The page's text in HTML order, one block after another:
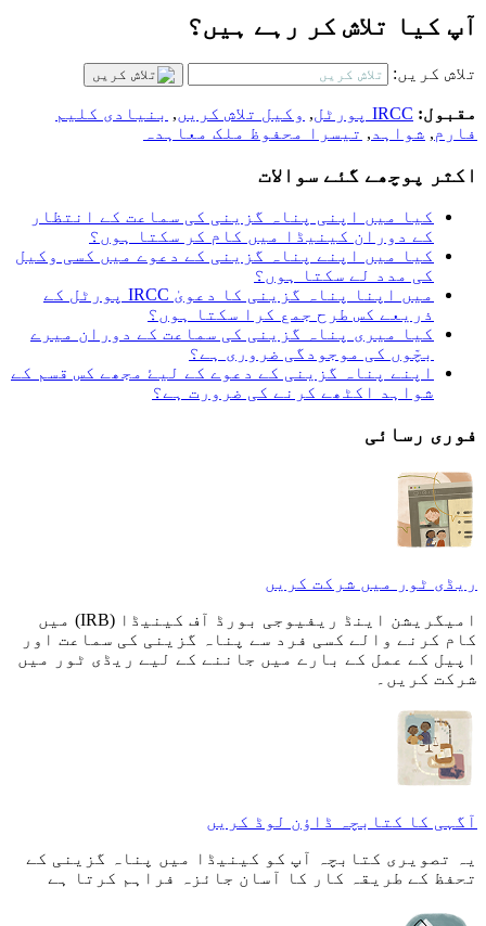
آپ کیا تلاش کر رہے ہیں؟
تلاش کریں:
مقبول: IRCC پورٹل , وکیل تلاش کریں, بنیادی کلیم
فارم, شواہد , تیسرا محفوظ ملک معاہدہ
اکثر پوچھے گئے سوالات
کیا میں اپنی پناہ گزینی کی سماعت کے انتظار
کے دوران کینیڈا میں کام کر سکتا ہوں؟
کیا میں اپنے پناہ گزینی کے دعوے میں کسی وکیل
کی مدد لے سکتا ہوں؟
میں اپنا پناہ گزینی کا دعویٰ IRCC پورٹل کے
ذریعے کس طرح جمع کرا سکتا ہوں؟
کیا میری پناہ گزینی کی سماعت کے دوران میرے
بچّوں کی موجودگی ضروری ہے؟
اپنے پناہ گزینی کے دعوے کے لیۓ مجھے کس قسم کے
شواہد اکٹھے کرنے کی ضرورت ہے؟
فوری رسا‎‎ئی
ریڈی ٹور میں شرکت کریں
امیگریشن اینڈ ریفیوجی بورڈ آف کینیڈا (IRB) میں
کام کرنے والے کسی فرد سے پناہ گزینی کی سماعت اور
اپیل کے عمل کے بارے میں جاننے کے لیے ریڈی ٹور میں
شرکت کریں۔
آگہی کا کتابچہ ڈاؤن لوڈ کریں
یہ تصویری کتابچہ آپ کو کینیڈا میں پناہ گزینی کے
تحفظ کے طریقہ کار کا آسان جائزہ فراہم کرتا ہے